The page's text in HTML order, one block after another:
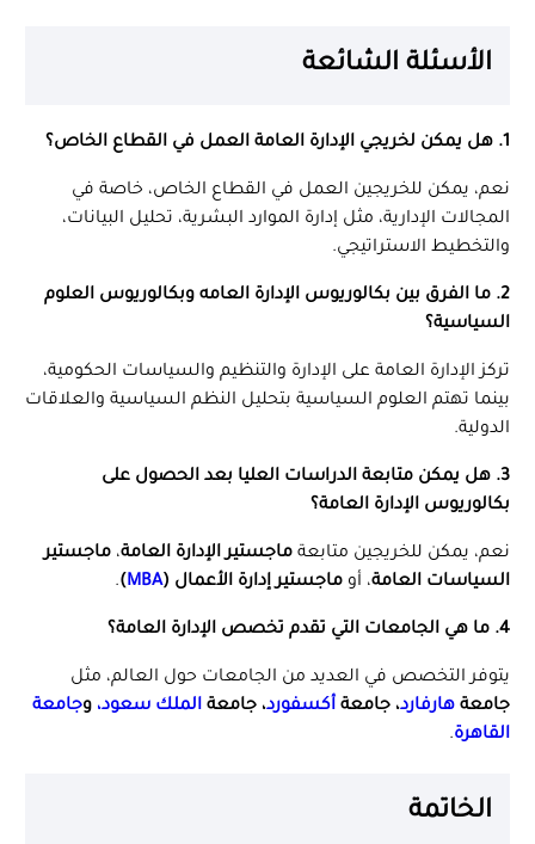
الأسئلة الشائعة
1. هل يمكن لخريجي الإدارة العامة العمل في القطاع الخاص؟
نعم، يمكن للخريجين العمل في القطاع الخاص، خاصة في
المجالات الإدارية، مثل إدارة الموارد البشرية، تحليل البيانات،
والتخطيط الاستراتيجي.
2. ما الفرق بين بكالوريوس الإدارة العامه وبكالوريوس العلوم
السياسية؟
تركز الإدارة العامة على الإدارة والتنظيم والسياسات الحكومية،
بينما تهتم العلوم السياسية بتحليل النظم السياسية والعلاقات
الدولية.
3. هل يمكن متابعة الدراسات العليا بعد الحصول على
بكالوريوس الإدارة العامة؟
نعم، يمكن للخريجين متابعة ماجستير الإدارة العامة، ماجستير
السياسات العامة، أو ماجستير إدارة الأعمال (MBA
)
.
4. ما هي الجامعات التي تقدم تخصص الإدارة العامة؟
يتوفر التخصص في العديد من الجامعات حول العالم، مثل
جامعة هارفارد، جامعة أكسفورد، جامعة الملك سعود، وجامعة
القاهرة.
الخاتمة